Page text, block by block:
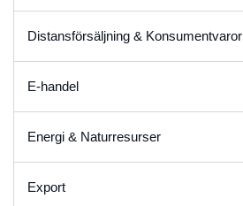
Distansförsäljning & Konsumentvaror
E-handel
Energi & Naturresurser
Export